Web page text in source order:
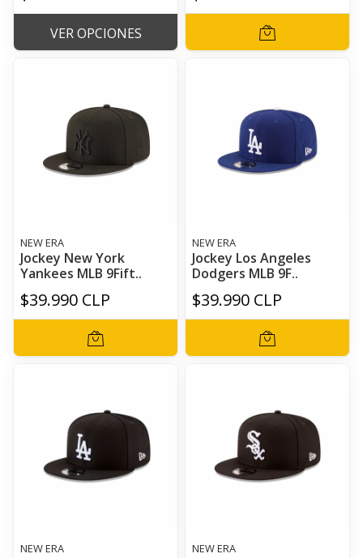
VER OPCIONES
NEW ERA
Jockey New York
Yankees MLB 9Fift..
$39.990 CLP
NEW ERA
Jockey Los Angeles
Dodgers MLB 9F..
$39.990 CLP
NEW ERA NEW ERA